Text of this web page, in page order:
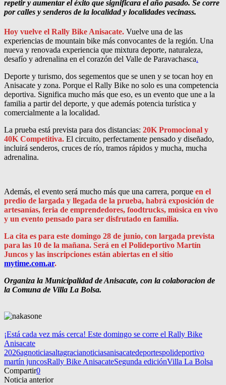
repetir y aumentar el éxito que significara el año pasado. Se corre
por calles y senderos de la localidad y localidades vecinass.
Hoy vuelve el Rally Bike Anisacate. Vuelve una de las
experiencias de mountain bike más convocantes de la región. Una
nueva y renovada experiencia que mixtura deporte, naturaleza,
desafío y adrenalina en el corazón del Valle de Paravachasca.
Deporte y turismo, dos segementos que se unen y se tocan hoy en
Anisacate y zona. Porque el Rally Bike no solo es una competencia
deportiva. Significa mucho más que eso, es un evento que une a la
familia a partir del deporte, y que además potencia turística y
comercialmente a la localidad.
La prueba está prevista para dos distancias: 20K Promocional y
40K Competitiva. El circuito, perfectamente pensado y diseñado,
incluirá senderos, cruces de río, tramos rápidos y mucha, mucha
adrenalina.
Además, el evento será mucho más que una carrera, porque en el
predio de largada y llegada de la prueba, habrá exposición de
artesanías, feria de emprendedores, foodtrucks, música en vivo
y un evento pensado para ser disfrutado en familia.
La cita es para este domingo 28 de junio, con largada prevista
para las 10 de la mañana. Será en el Polideportivo Martín
Juncos y las inscripciones están abiertas en el sitio
mytime.com.ar.
Organiza la Municipalidad de Anisacate, con la colaboracion de
la Comuna de Villa La Bolsa.
¡Está cada vez más cerca! Este domingo se corre el Rally Bike
Anisacate
2026agnoticiasaltagracianoticiasanisacatedeportespolideportivo
martín juncosRally Bike AnisacateSegunda ediciónVilla La Bolsa
Compartir0
Noticia anterior